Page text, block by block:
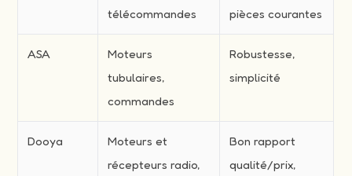
télécommandes
pièces courantes
ASA
Moteurs
tubulaires,
commandes
Robustesse,
simplicité
Dooya
Moteurs et
récepteurs radio,
Bon rapport
qualité/prix,